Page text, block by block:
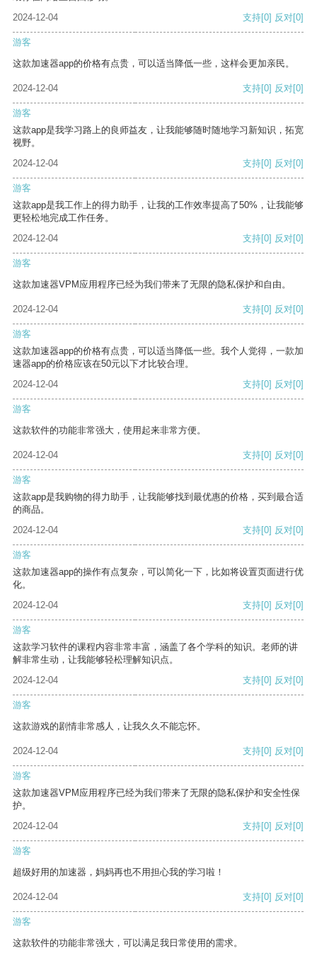
2024-12-04
支持[0] 反对[0]
游客
这款加速器app的价格有点贵，可以适当降低一些，这样会更加亲民。
2024-12-04 支持[0] 反对[0]
游客
这款app是我学习路上的良师益友，让我能够随时随地学习新知识，拓宽
视野。
2024-12-04
支持[0] 反对[0]
游客
这款app是我工作上的得力助手，让我的工作效率提高了50%，让我能够
更轻松地完成工作任务。
2024-12-04
支持[0] 反对[0]
游客
这款加速器VPM应用程序已经为我们带来了无限的隐私保护和自由。
2024-12-04 支持[0] 反对[0]
游客
这款加速器app的价格有点贵，可以适当降低一些。我个人觉得，一款加
速器app的价格应该在50元以下才比较合理。
2024-12-04
支持[0] 反对[0]
游客
这款软件的功能非常强大，使用起来非常方便。
2024-12-04 支持[0] 反对[0]
游客
这款app是我购物的得力助手，让我能够找到最优惠的价格，买到最合适
的商品。
2024-12-04
支持[0] 反对[0]
游客
这款加速器app的操作有点复杂，可以简化一下，比如将设置页面进行优
化。
2024-12-04
支持[0] 反对[0]
游客
这款学习软件的课程内容非常丰富，涵盖了各个学科的知识。老师的讲
解非常生动，让我能够轻松理解知识点。
2024-12-04
支持[0] 反对[0]
游客
这款游戏的剧情非常感人，让我久久不能忘怀。
2024-12-04 支持[0] 反对[0]
游客
这款加速器VPM应用程序已经为我们带来了无限的隐私保护和安全性保
护。
2024-12-04
支持[0] 反对[0]
游客
超级好用的加速器，妈妈再也不用担心我的学习啦！
2024-12-04 支持[0] 反对[0]
游客
这款软件的功能非常强大，可以满足我日常使用的需求。